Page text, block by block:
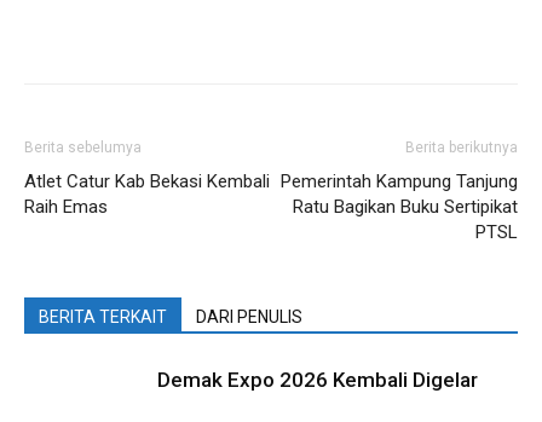
Berita sebelumya
Atlet Catur Kab Bekasi Kembali
Raih Emas
Berita berikutnya
Pemerintah Kampung Tanjung
Ratu Bagikan Buku Sertipikat
PTSL
BERITA TERKAIT DARI PENULIS
Demak Expo 2026 Kembali Digelar